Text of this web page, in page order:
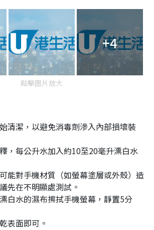
+4
點擊圖片放大
清潔，以避免消毒劑滲入內部損壞裝
，每公升水加入約10至20毫升漂白水
能對手機材質（如螢幕塗層或外殼）造
先在不明顯處測試。
白水的濕布擦拭手機螢幕，靜置5分
表面即可。